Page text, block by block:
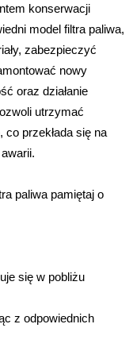
konserwacji
model filtra paliwa,
zabezpieczyć
nowy
oraz działanie
utrzymać
przekłada się na
paliwa pamiętaj o
się w pobliżu
z odpowiednich